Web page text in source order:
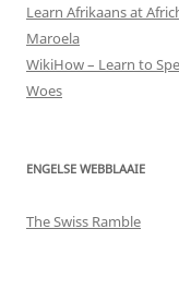
Learn Afrikaans at
Maroela
WikiHow – Learn to
Woes
ENGELSE WEBBLAAIE
The Swiss Ramble